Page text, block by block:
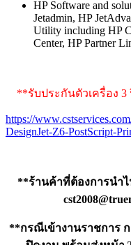
HP Software and
Jetadmin, HP
Utility including HP
Center, HP Partner
**รับประกันตัวเครื่อง 3
https://
DesignJet-Z6-PostScript-
**ร้านค้าที่ต้องการนำไ
**กรณีเข้างานราชการ